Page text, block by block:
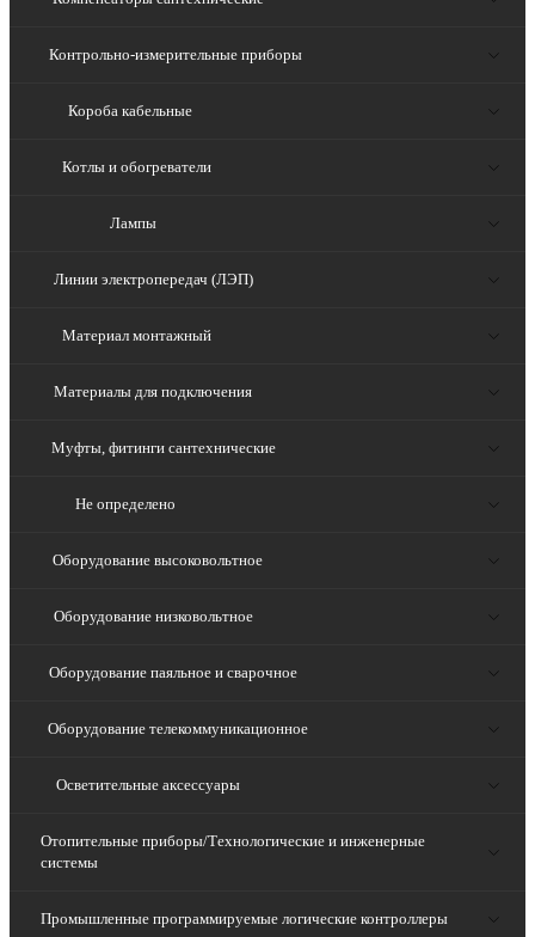
Контрольно-измерительные приборы
Короба кабельные
Котлы и обогреватели
Лампы
Линии электропередач (ЛЭП)
Материал монтажный
Материалы для подключения
Муфты, фитинги сантехнические
Не определено
Оборудование высоковольтное
Оборудование низковольтное
Оборудование паяльное и сварочное
Оборудование телекоммуникационное
Осветительные аксессуары
Отопительные приборы/Технологические и инженерные
системы
Промышленные программируемые логические контроллеры